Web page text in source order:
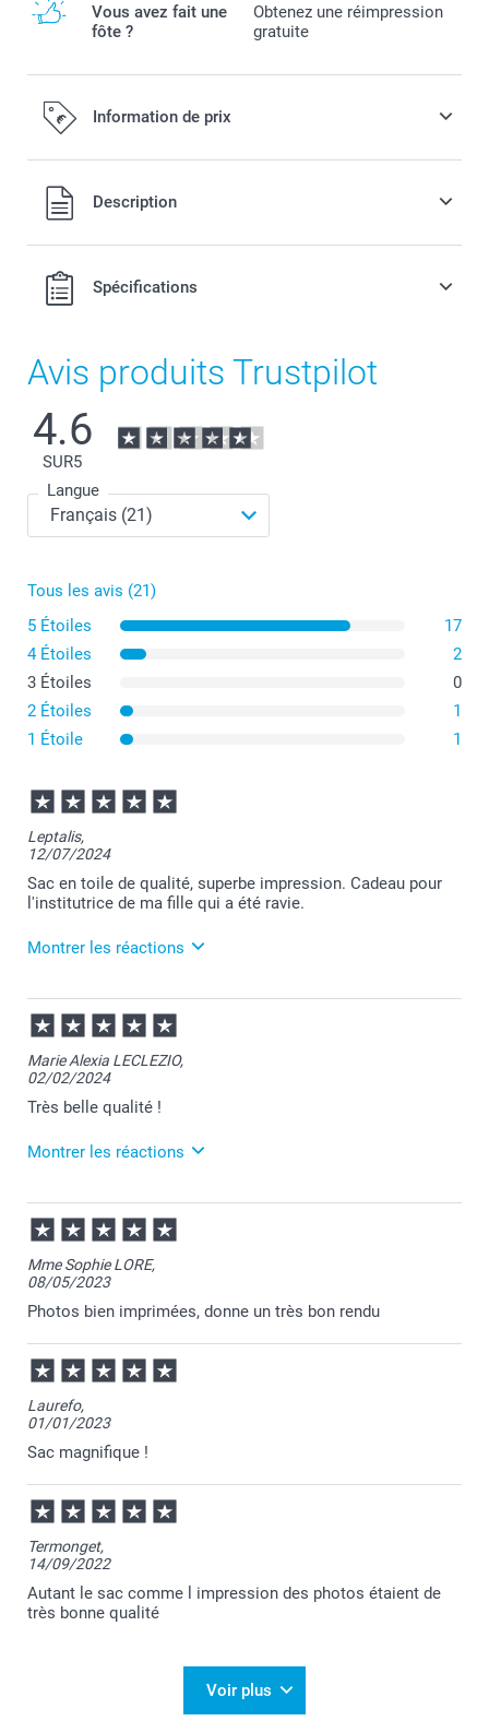
Vous avez fait une
fôte ?
Obtenez une réimpression
gratuite
Information de prix
Tous les prix sont en EURO (€), TVA incluse et hors frais de
port.
Description
Spécifications
Avis produits Trustpilot
4.6
SUR5
Langue
Tous les avis (21)
5 Étoiles
17
4 Étoiles
2
3 Étoiles
0
2 Étoiles
1
1 Étoile
1
Leptalis,
12/07/2024
Sac en toile de qualité, superbe impression. Cadeau pour
l'institutrice de ma fille qui a été ravie.
Montrer les réactions
15/07/2024
13:40
C’est une joie de vous lire :-)
Nous faisons de notre mieux pour offrir à nos
clients des moments inoubliables.
N’hésitez pas à retentez l’expérience :-)
Bien à vous,
Marie Alexia LECLEZIO,
02/02/2024
Très belle qualité !
Montrer les réactions
09/02/2024
12:35
Merci Marie Alexia pour votre avis !
Nous sommes ravis de savoir que ça vous ait autant
plu.
En espérant vous revoir bientôt !
Cordialement,
Julie@Smartphoto
Mme Sophie LORE,
08/05/2023
Photos bien imprimées, donne un très bon rendu
Laurefo,
01/01/2023
Sac magnifique !
Termonget,
14/09/2022
Autant le sac comme l impression des photos étaient de
très bonne qualité
Voir plus